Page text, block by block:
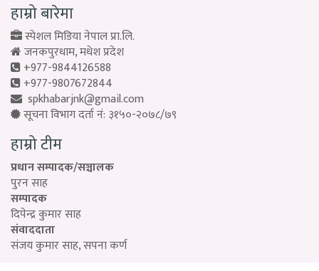
हाम्रो बारेमा
स्पेशल मिडिया नेपाल प्रा.लि.
जनकपुरधाम, मधेश प्रदेश
+977-9844126588
+977-9807672844
spkhabarjnk@gmail.com
सूचना विभाग दर्ता नं: ३१५०-२०७८/७९
हाम्रो टीम
प्रधान सम्पादक/सञ्चालक
पुरन साह
सम्पादक
दिपेन्द्र कुमार साह
संवाददाता
संजय कुमार साह, सपना कर्ण